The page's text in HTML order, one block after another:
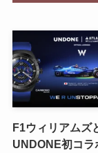
F1ウィリアムズ
UNDONE初コラ